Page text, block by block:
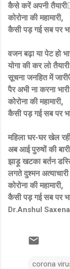
कैसे करें अपनी
कोरोना की महामारी,
कैसी पड़ गई सब पर
वजन बढ़ा या पेट हो
योगा की कर लो
सूचना जनहित में
पैर अभी ना करना
कोरोना की महामारी,
कैसी पड़ गई सब पर
महिला घर-घर खेल
अब आई पुरुषों की
झाड़ू खटका बर्तन
लगते दुश्मन
कोरोना की महामारी,
कैसी पड़ गई सब पर
Dr.Anshul Saxena
corona